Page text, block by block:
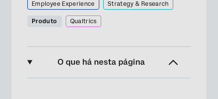
Employee Experience Strategy & Research
Produto Qualtrics
O que há nesta página